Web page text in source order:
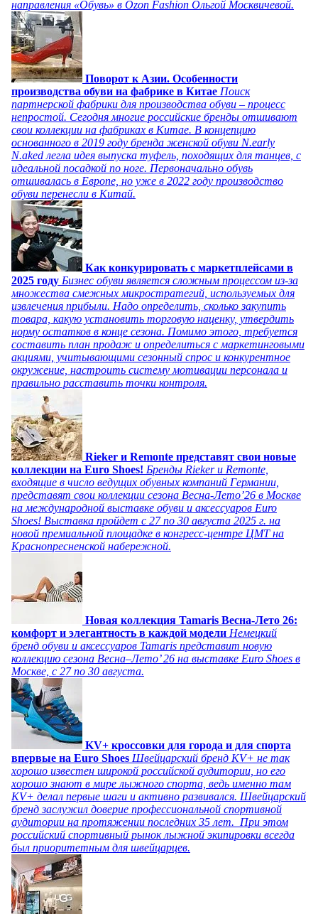
направления «Обувь» в Ozon Fashion Ольгой Москвичевой.
Поворот к Азии. Особенности
производства обуви на фабрике в Китае Поиск
партнерской фабрики для производства обуви – процесс
непростой. Сегодня многие российские бренды отшивают
свои коллекции на фабриках в Китае. В концепцию
основанного в 2019 году бренда женской обуви N.early
N.aked легла идея выпуска туфель, походящих для танцев, с
идеальной посадкой по ноге. Первоначально обувь
отшивалась в Европе, но уже в 2022 году производство
обуви перенесли в Китай.
Как конкурировать с маркетплейсами в
2025 году Бизнес обуви является сложным процессом из-за
множества смежных микростратегий, используемых для
извлечения прибыли. Надо определить, сколько закупить
товара, какую установить торговую наценку, утвердить
норму остатков в конце сезона. Помимо этого, требуется
составить план продаж и определиться с маркетинговыми
акциями, учитывающими сезонный спрос и конкурентное
окружение, настроить систему мотивации персонала и
правильно расставить точки контроля.
Rieker и Remonte представят свои новые
коллекции на Euro Shoes! Бренды Rieker и Remonte,
входящие в число ведущих обувных компаний Германии,
представят свои коллекции сезона Весна-Лето’26 в Москве
на международной выставке обуви и аксессуаров Euro
Shoes! Выставка пройдет c 27 по 30 августа 2025 г. на
новой премиальной площадке в конгресс-центре ЦМТ на
Краснопресненской набережной.
Новая коллекция Tamaris Весна-Лето 26:
комфорт и элегантность в каждой модели Немецкий
бренд обуви и аксессуаров Tamaris представит новую
коллекцию сезона Весна–Лето’ 26 на выставке Euro Shoes в
Москве, с 27 по 30 августа.
KV+ кроссовки для города и для спорта
впервые на Euro Shoes Швейцарский бренд KV+ не так
хорошо известен широкой российской аудитории, но его
хорошо знают в мире лыжного спорта, ведь именно там
KV+ делал первые шаги и активно развивался. Швейцарский
бренд заслужил доверие профессиональной спортивной
аудитории на протяжении последних 35 лет. При этом
российский спортивный рынок лыжной экипировки всегда
был приоритетным для швейцарцев.